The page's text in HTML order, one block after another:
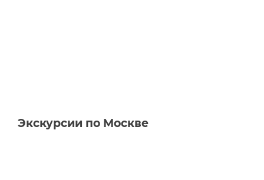
Экскурсии по Москве